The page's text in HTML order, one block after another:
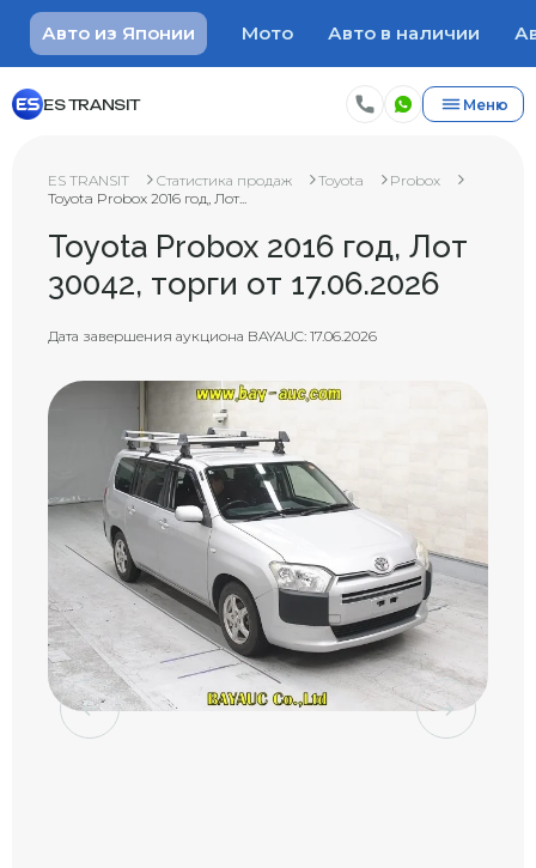
Авто из Японии Мото Авто в наличии
ES TRANSIT Меню
ES TRANSIT Статистика продаж Toyota
Probox
Toyota Probox 2016 год, Лот...
Toyota Probox 2016 год, Лот
30042, торги от 17.06.2026
Дата завершения аукциона BAYAUC: 17.06.2026